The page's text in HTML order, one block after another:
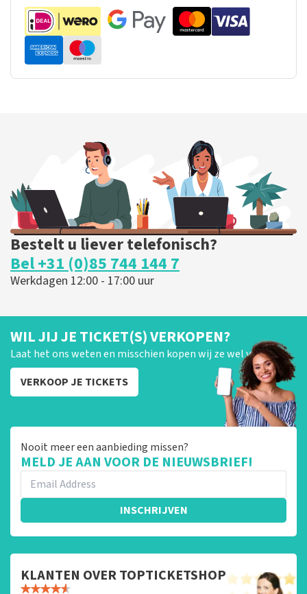
Bestelt u liever telefonisch?
Bel +31 (0)85 744 144 7
Werkdagen 12:00 - 17:00 uur
WIL JIJ JE TICKET(S) VERKOPEN?
Laat het ons weten en misschien kopen wij ze wel van je!
VERKOOP JE TICKETS
Nooit meer een aanbieding missen?
MELD JE AAN VOOR DE NIEUWSBRIEF!
INSCHRIJVEN
KLANTEN OVER TOPTICKETSHOP